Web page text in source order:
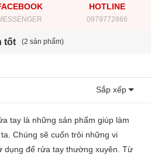
HOTLINE
0979772866
tốt (2 sản phẩm)
Sắp xếp
tay là những sản phẩm giúp làm
Chúng sẽ cuốn trôi những vi
dụng để rửa tay thường xuyên. Từ